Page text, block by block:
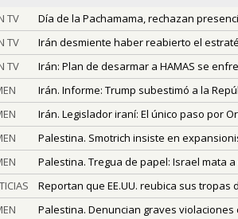
TV
Día de la Pachamama, rechazan
TV
Irán desmiente haber reabierto el
TV
Irán: Plan de desarmar a HAMAS se
Irán. Informe: Trump subestimó a la
Irán. Legislador iraní: El único paso por
Palestina. Smotrich insiste en
Palestina. Tregua de papel: Israel mata
Reportan que EE.UU. reubica sus
Palestina. Denuncian graves